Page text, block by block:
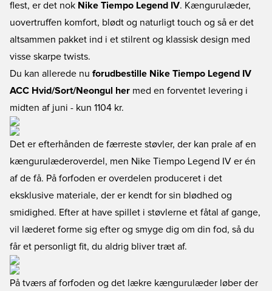
flest, er det nok Nike Tiempo Legend IV. Kængurulæder,
uovertruffen komfort, blødt og naturligt touch og så er det
altsammen pakket ind i et stilrent og klassisk design med
visse skarpe twists.
Du kan allerede nu forudbestille Nike Tiempo Legend IV
ACC Hvid/Sort/Neongul her med en forventet levering i
midten af juni - kun 1104 kr.
Det er efterhånden de færreste støvler, der kan prale af en
kængurulæderoverdel, men Nike Tiempo Legend IV er én
af de få. På forfoden er overdelen produceret i det
eksklusive materiale, der er kendt for sin blødhed og
smidighed. Efter at have spillet i støvlerne et fåtal af gange,
vil læderet forme sig efter og smyge dig om din fod, så du
får et personligt fit, du aldrig bliver træt af.
På tværs af forfoden og det lækre kængurulæder løber der